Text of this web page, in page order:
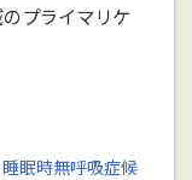
プライマリケ
眠時無呼吸症候